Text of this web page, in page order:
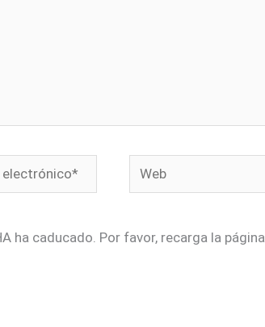
Web
ha caducado. Por favor, recarga la página.